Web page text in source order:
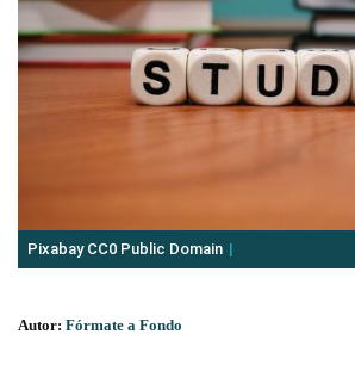
Pixabay CC0 Public Domain
Autor: Fórmate a Fondo